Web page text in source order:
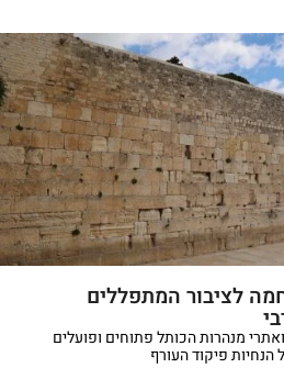
לציבור המתפללים
מנהרות הכותל פתוחים ופועלים
פיקוד העורף